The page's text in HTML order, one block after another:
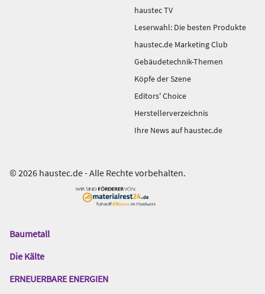
haustec TV
Leserwahl: Die besten Produkte
haustec.de Marketing Club
Gebäudetechnik-Themen
Köpfe der Szene
Editors' Choice
Herstellerverzeichnis
Ihre News auf haustec.de
© 2026 haustec.de - Alle Rechte vorbehalten.
Das
Gentner
Baumetall
Die Kälte
ERNEUERBARE ENERGIEN